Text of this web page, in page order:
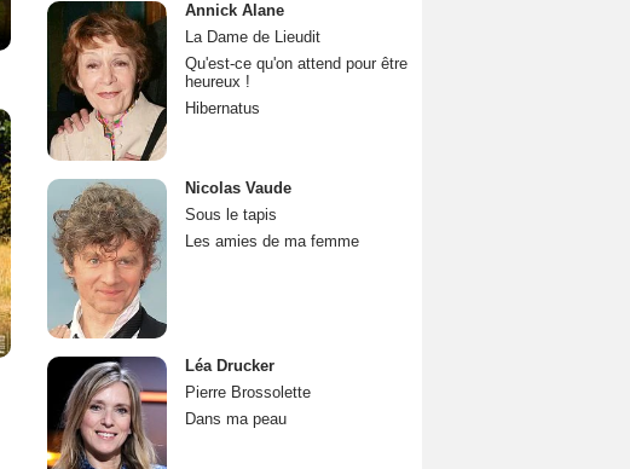
Annick Alane
La Dame de Lieudit
Qu'est-ce qu'on attend pour être
heureux !
Hibernatus
Nicolas Vaude
Sous le tapis
Les amies de ma femme
Léa Drucker
Pierre Brossolette
Dans ma peau